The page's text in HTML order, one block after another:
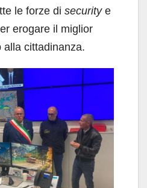
le forze di securitye
erogare il miglior
alla cittadinanza.